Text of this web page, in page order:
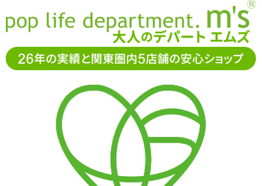
11-15時まで受付（土日
祝休）
天使の包容
天使の包容
3.50 レビューを見る（4）
ソフトな包み込みの非貫通型オナホール「天使の包容」※サイズは
エムズ実測値です
肉厚なボディの内側には天使をイメージした大ぶりなギミックが配
置されています
ふっくらした挿入口面、入り口はくぼみの中央にありローションや
ペニスが入れやすそうです
柔らかく伸縮性があり、しっかりと広がりペニスを受け入れます。
引っ張りすぎにはご注意を
表面ににおいやべたつきはほとんどなし。油分はありますので気に
なる方はパウダーメンテナンスを推奨します
前半はイボ壁と大粒の3連突起、中盤の羽型突起はめくながらペニス
に当たります。奥はツブツブしたイボ壁の空間。大きなギミックで
すが強く当たり過ぎないのでオナホールに慣れていない方からもお
ミニボトルローション付属です
ポトッと落ちるまとまりのあるタイプ
糸は長めに引き、オナホールになじみます